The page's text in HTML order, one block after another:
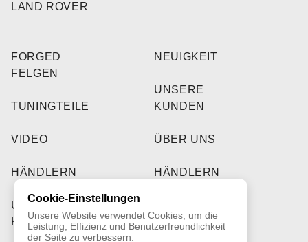
LAND ROVER
FORGED
FELGEN
TUNINGTEILE
VIDEO
HÄNDLERN
UNSERE
KUNDEN
NEUIGKEIT
UNSERE
KUNDEN
ÜBER UNS
HÄNDLERN
Cookie-Einstellungen
Unsere Website verwendet Cookies, um die
Leistung, Effizienz und Benutzerfreundlichkeit
der Seite zu verbessern.